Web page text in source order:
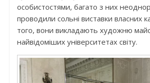
особистостями, багато з них
проводили сольні виставки власних
того, вони викладають художню
найвідоміших університетах світу.